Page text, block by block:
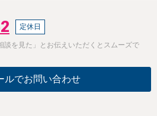
定休日
を見た」とお伝えいただくとスムーズで
ルでお問い合わせ